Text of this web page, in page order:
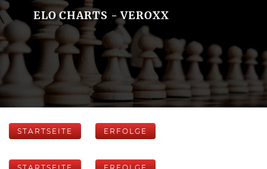
ELO CHARTS - VEROXX
STARTSEITE ERFOLGE